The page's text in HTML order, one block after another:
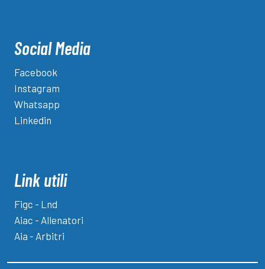
Social Media
Facebook
Instagram
Whatsapp
Linkedin
Link utili
Figc - Lnd
Aiac - Allenatori
Aia - Arbitri